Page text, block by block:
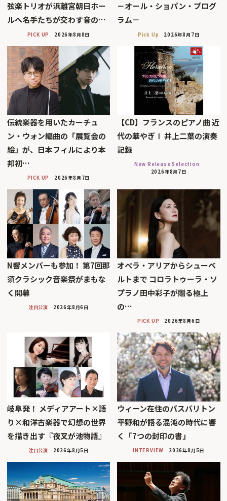
弦楽トリオが浜離宮朝日ホー
ルへ――名手たちが交わす音の…
PICK UP 2026年8月8日
－オール・ショパン・プログ
ラム－
Pick Up 2026年8月7日
伝統楽器を用いたカーチュ
ン・ウォン編曲の「展覧会の
絵」が、日本フィルにより本
邦初…
PICK UP 2026年8月7日
【CD】フランスのピアノ曲 近
代の華やぎⅠ 井上二葉の演奏
記録
New Release Selection
2026年8月7日
N響メンバーも参加！ 第7回那
須クラシック音楽祭がまもな
く開幕
注目公演 2026年8月6日
オペラ・アリアからシューベ
ルトまで コロラトゥーラ・ソ
プラノ田中彩子が贈る極上
の…
PICK UP 2026年8月6日
岐阜発！ メディアアート×語
り×和洋古楽器で幻想の世界
を描き出す『夜叉が池物語』
注目公演 2026年8月5日
ウィーン在住のバスバリトン
平野和が語る混沌の時代に響
く「7つの封印の書」
INTERVIEW 2026年8月5日